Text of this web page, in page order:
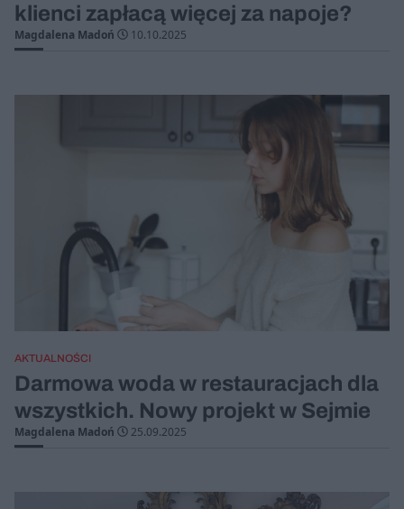
klienci zapłacą więcej za napoje?
Magdalena Madoń 10.10.2025
AKTUALNOŚCI
Darmowa woda w restauracjach dla
wszystkich. Nowy projekt w Sejmie
Magdalena Madoń 25.09.2025